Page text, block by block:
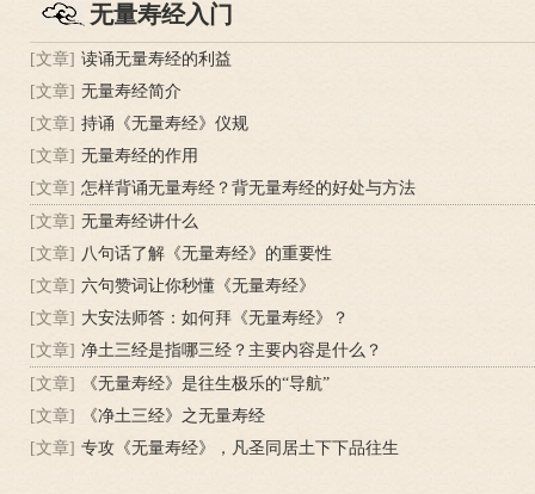
无量寿经入门
[文章] 读诵无量寿经的利益
[文章] 无量寿经简介
[文章] 持诵《无量寿经》仪规
[文章] 无量寿经的作用
[文章] 怎样背诵无量寿经？背无量寿经的好处与方法
[文章] 无量寿经讲什么
[文章] 八句话了解《无量寿经》的重要性
[文章] 六句赞词让你秒懂《无量寿经》
[文章] 大安法师答：如何拜《无量寿经》？
[文章] 净土三经是指哪三经？主要内容是什么？
[文章]
《无量寿经》是往生极乐的“导航”
[文章]
《净土三经》之无量寿经
[文章] 专攻《无量寿经》，凡圣同居土下下品往生